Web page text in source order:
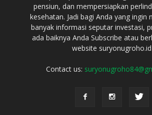
pensiun, dan mempersiapkan
kesehatan. Jadi bagi Anda yang ingin
banyak informasi seputar investasi,
ada baiknya Anda Subscribe atau
website suryonugroho.id
Contact us: